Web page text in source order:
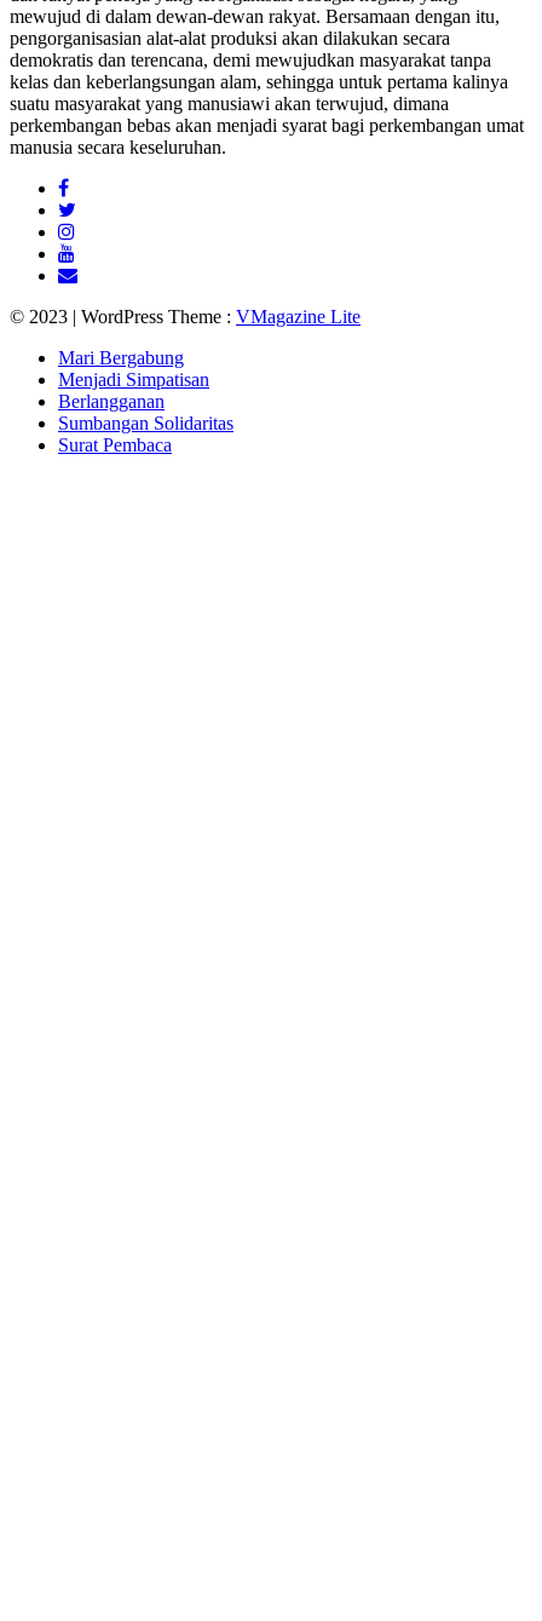
mewujud di dalam dewan-dewan rakyat. Bersamaan dengan itu,
pengorganisasian alat-alat produksi akan dilakukan secara
demokratis dan terencana, demi mewujudkan masyarakat tanpa
kelas dan keberlangsungan alam, sehingga untuk pertama kalinya
suatu masyarakat yang manusiawi akan terwujud, dimana
perkembangan bebas akan menjadi syarat bagi perkembangan umat
manusia secara keseluruhan.
© 2023 | WordPress Theme : VMagazine Lite
Mari Bergabung
Menjadi Simpatisan
Berlangganan
Sumbangan Solidaritas
Surat Pembaca